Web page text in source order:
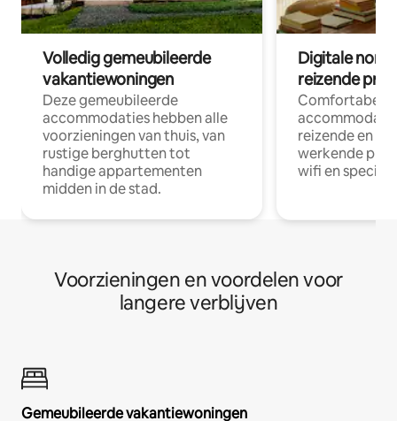
Volledig gemeubileerde
vakantiewoningen
Deze gemeubileerde
accommodaties hebben alle
voorzieningen van thuis, van
rustige berghutten tot
handige appartementen
midden in de stad.
Digitale
reizende
Comfortabele
reizende en
werkende
wifi en
Voorzieningen en voordelen voor
langere verblijven
Gemeubileerde vakantiewoningen